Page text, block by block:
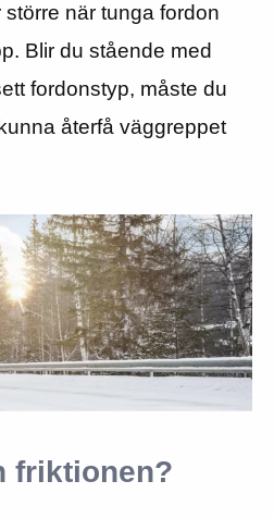
när tunga fordon
Blir du stående med
fordonstyp, måste du
återfå väggreppet
friktionen?